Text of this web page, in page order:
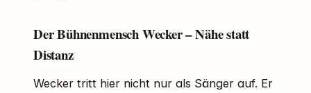
Der Bühnenmensch Wecker – Nähe statt
Distanz
Wecker tritt hier nicht nur als Sänger auf. Er